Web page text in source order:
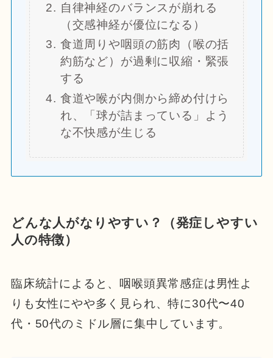
自律神経のバランスが崩れる
（交感神経が優位になる）
食道周りや咽頭の筋肉（喉の括
約筋など）が過剰に収縮・緊張
する
食道や喉が内側から締め付けら
れ、「球が詰まっている」よう
な不快感が生じる
どんな人がなりやすい？（発症しやすい
人の特徴）
臨床統計によると、咽喉頭異常感症は男性よ
りも女性にやや多く見られ、特に30代〜40
代・50代のミドル層に集中しています。